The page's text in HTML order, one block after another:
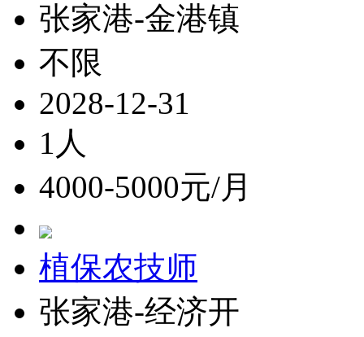
张家港-金港镇
不限
2028-12-31
1人
4000-5000元/月
植保农技师
张家港-经济开